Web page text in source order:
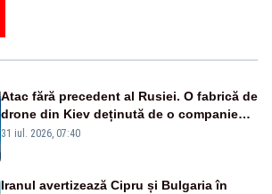
Atac fără precedent al Rusiei. O fabrică de
drone din Kiev deținută de o companie
americană, distrusă de o rachetă
31 iul. 2026, 07:40
Iranul avertizează Cipru și Bulgaria în